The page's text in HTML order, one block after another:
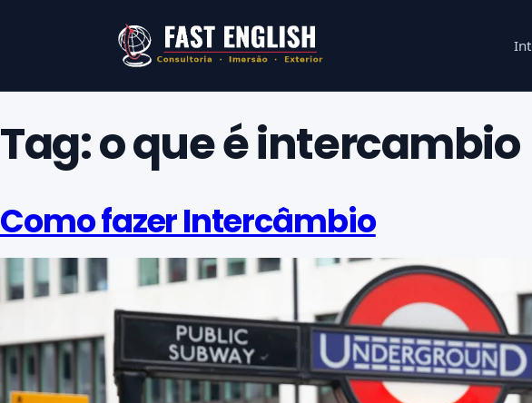
Tag:o que é intercambio
Como fazer Intercâmbio